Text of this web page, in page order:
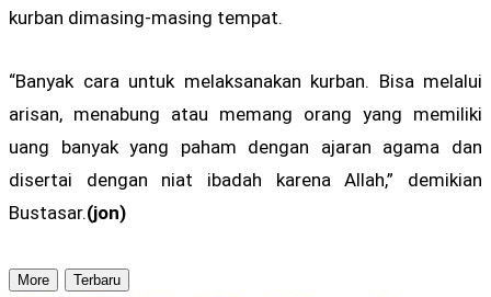
kurban dimasing-masing tempat.
“Banyak cara untuk melaksanakan kurban. Bisa melalui
arisan, menabung atau memang orang yang memiliki
uang banyak yang paham dengan ajaran agama dan
disertai dengan niat ibadah karena Allah,” demikian
Bustasar.(jon)
More Terbaru